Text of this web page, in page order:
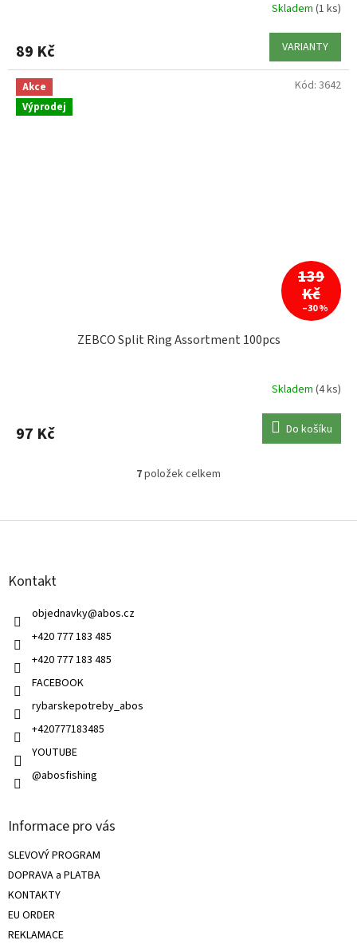
Skladem (1 ks)
89 Kč VARIANTY
Akce
Výprodej
139
Kč
–30 %
ZEBCO Split Ring Assortment 100pcs
Skladem (4 ks)
97 Kč Do košíku
Kód: 3642
O
á
7položek celkem
Kontakt
objednavky@abos.cz
+420 777 183 485
+420 777 183 485
FACEBOOK
rybarskepotreby_abos
+420777183485
YOUTUBE
@abosfishing
Informace pro vás
SLEVOVÝ PROGRAM
DOPRAVA a PLATBA
KONTAKTY
EU ORDER
REKLAMACE